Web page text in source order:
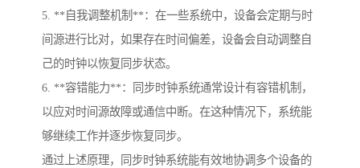
5. **自我调整机制**：在一些系统中，设备会定期与时
间源进行比对，如果存在时间偏差，设备会自动调整自
己的时钟以恢复同步状态。
6. **容错能力**：同步时钟系统通常设计有容错机制，
以应对时间源故障或通信中断。在这种情况下，系统能
够继续工作并逐步恢复同步。
通过上述原理，同步时钟系统能有效地协调多个设备的